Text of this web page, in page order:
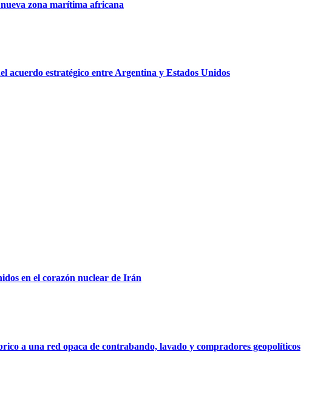
zona marítima africana
acuerdo estratégico entre Argentina y Estados Unidos
en el corazón nuclear de Irán
a una red opaca de contrabando, lavado y compradores geopolíticos